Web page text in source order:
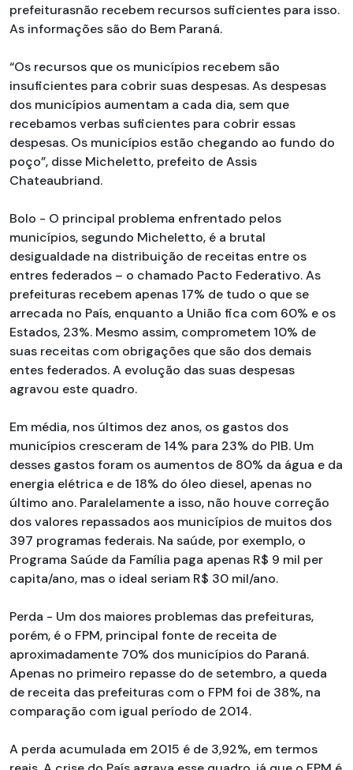
prefeiturasnão recebem recursos suficientes para isso.
As informações são do Bem Paraná.
“Os recursos que os municípios recebem são
insuficientes para cobrir suas despesas. As despesas
dos municípios aumentam a cada dia, sem que
recebamos verbas suficientes para cobrir essas
despesas. Os municípios estão chegando ao fundo do
poço”, disse Micheletto, prefeito de Assis
Chateaubriand.
Bolo - O principal problema enfrentado pelos
municípios, segundo Micheletto, é a brutal
desigualdade na distribuição de receitas entre os
entres federados – o chamado Pacto Federativo. As
prefeituras recebem apenas 17% de tudo o que se
arrecada no País, enquanto a União fica com 60% e os
Estados, 23%. Mesmo assim, comprometem 10% de
suas receitas com obrigações que são dos demais
entes federados. A evolução das suas despesas
agravou este quadro.
Em média, nos últimos dez anos, os gastos dos
municípios cresceram de 14% para 23% do PIB. Um
desses gastos foram os aumentos de 80% da água e da
energia elétrica e de 18% do óleo diesel, apenas no
último ano. Paralelamente a isso, não houve correção
dos valores repassados aos municípios de muitos dos
397 programas federais. Na saúde, por exemplo, o
Programa Saúde da Família paga apenas R$ 9 mil per
capita/ano, mas o ideal seriam R$ 30 mil/ano.
Perda - Um dos maiores problemas das prefeituras,
porém, é o FPM, principal fonte de receita de
aproximadamente 70% dos municípios do Paraná.
Apenas no primeiro repasse do de setembro, a queda
de receita das prefeituras com o FPM foi de 38%, na
comparação com igual período de 2014.
A perda acumulada em 2015 é de 3,92%, em termos